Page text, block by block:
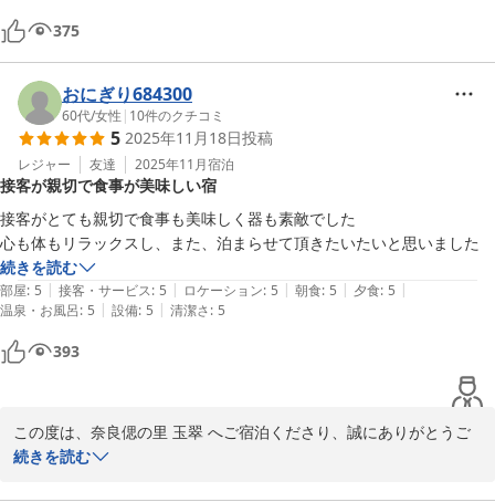
日常を脱ぎ捨て、粛々とした空気の中でお過ごしいただけたご様子
を拝読し、私共も胸が熱くなる思いでございます。
「一度は訪れるに値する宿」との過分なるお褒めを汚さぬよう、こ
れからも静寂と清潔を磨き抜き、いつお帰りいただいても「完璧」
な癒やしの世界をご用意してお待ちしております。
伊豆の四季はまた異なる美しさを庭園に運んでまいります。
再び、自然の息吹を感じにいらしてくださいませ。
「感謝、感謝！！」と、この度のご宿泊にて感じていただいた強い
お気持ちと、当館に対して抱いてくださった深い愛情を、とても熱
いお言葉と激励の数々から感じ、この上なく嬉しく存じておりま
す。
再会の日を、スタッフ一同、心よりお待ち申し上げております。
奈良偲の里 玉翠
支配人 後藤
375
おにぎり684300
60代/女性 | 10件のクチコミ
5 2025年11月18日投稿
レジャー 友達 2025年11月宿泊
接客が親切で食事が美味しい宿
接客がとても親切で食事も美味しく器も素敵でした
心も体もリラックスし、また、泊まらせて頂きたいたいと思いました
続きを読む
部屋: 5 | 接客・サービス: 5 | ロケーション: 5 | 朝食: 5 | 夕食: 5 |
温泉・お風呂: 5 | 設備: 5 | 清潔さ: 5
393
この度は、奈良偲の里 玉翠 へご宿泊くださり、誠にありがとうご
ざいます。
続きを読む